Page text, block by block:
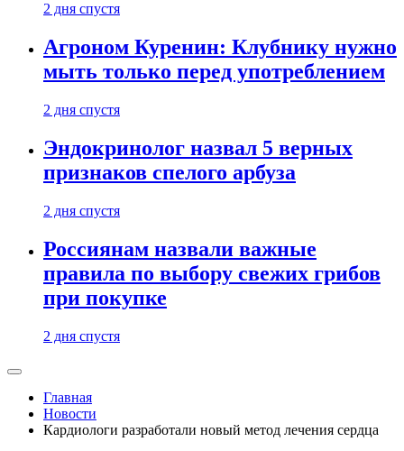
2 дня спустя
Агроном Куренин: Клубнику нужно
мыть только перед употреблением
2 дня спустя
Эндокринолог назвал 5 верных
признаков спелого арбуза
2 дня спустя
Россиянам назвали важные
правила по выбору свежих грибов
при покупке
2 дня спустя
Главная
Новости
Кардиологи разработали новый метод лечения сердца